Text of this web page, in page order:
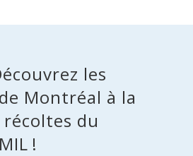
les
Montréal à la
récoltes du
!